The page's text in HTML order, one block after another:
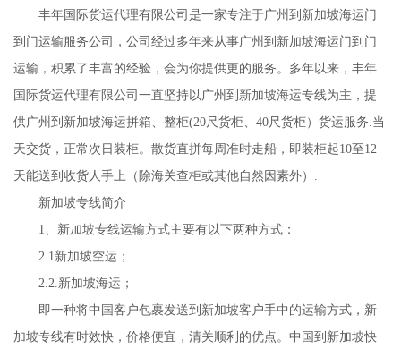
丰年国际货运代理有限公司是一家专注于广州到新加坡海运门
到门运输服务公司，公司经过多年来从事广州到新加坡海运门到门
运输，积累了丰富的经验，会为你提供更的服务。多年以来，丰年
国际货运代理有限公司一直坚持以广州到新加坡海运专线为主，提
供广州到新加坡海运拼箱、整柜(20尺货柜、40尺货柜）货运服务.当
天交货，正常次日装柜。散货直拼每周准时走船，即装柜起10至12
天能送到收货人手上（除海关查柜或其他自然因素外）.
新加坡专线简介
1、新加坡专线运输方式主要有以下两种方式：
2.1新加坡空运；
2.2.新加坡海运；
即一种将中国客户包裹发送到新加坡客户手中的运输方式，新
加坡专线有时效快，价格便宜，清关顺利的优点。中国到新加坡快